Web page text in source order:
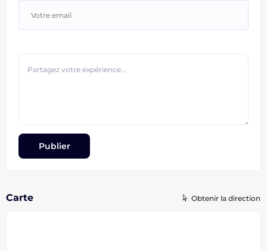
Carte Obtenir la direction